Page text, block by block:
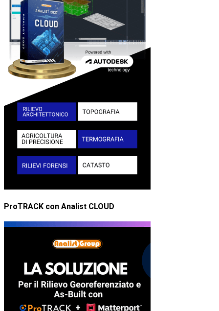
ProTRACK con Analist CLOUD